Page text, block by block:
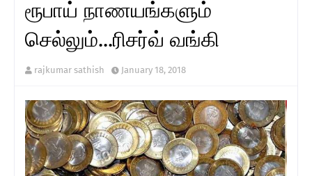
ரூபாய் நாணயங்களும்
செல்லும்...ரிசர்வ் வங்கி
rajkumar sathish January 18, 2018